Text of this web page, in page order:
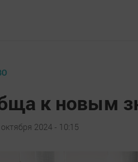
к новым
2024 - 10:15